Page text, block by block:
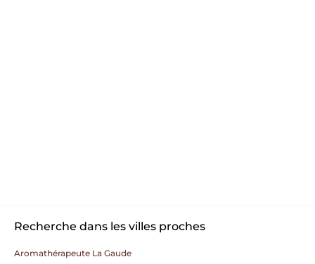
Recherche dans les villes proches
Aromathérapeute La Gaude